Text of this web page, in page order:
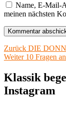
Name, E-Mail-
meinen nächsten
Zurück Vorheriger
Beitrag:
DIE
Weiter Nächster
10 Fragen
Klassik
Instagram